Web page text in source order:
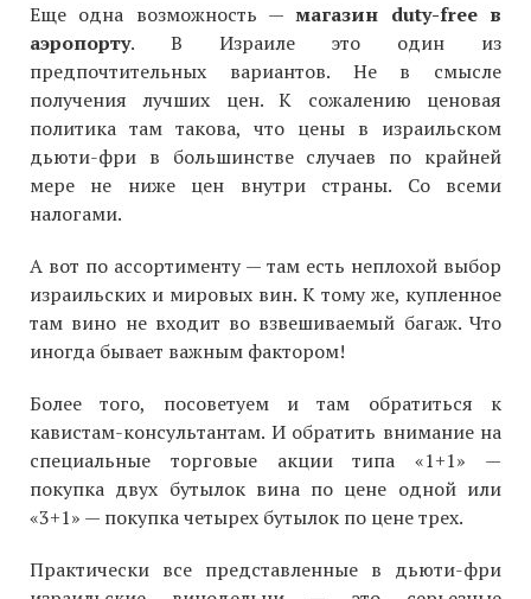
Еще одна возможность —магазин duty-free в
аэропорту. В Израиле это один из
предпочтительных вариантов. Не в смысле
получения лучших цен. К сожалению ценовая
политика там такова, что цены в израильском
дьюти-фри в большинстве случаев по крайней
мере не ниже цен внутри страны. Со всеми
налогами.
А вот по ассортименту — там есть неплохой выбор
израильских и мировых вин. К тому же, купленное
там вино не входит во взвешиваемый багаж. Что
иногда бывает важным фактором!
Более того, посоветуем и там обратиться к
кавистам-консультантам. И обратить внимание на
специальные торговые акции типа «1+1» —
покупка двух бутылок вина по цене одной или
«3+1» — покупка четырех бутылок по цене трех.
Практически все представленные в дьюти-фри